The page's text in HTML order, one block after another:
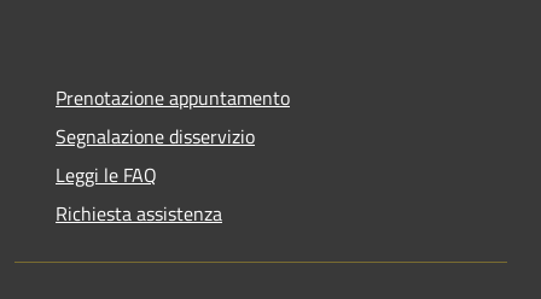
Prenotazione appuntamento
Segnalazione disservizio
Leggi le FAQ
Richiesta assistenza